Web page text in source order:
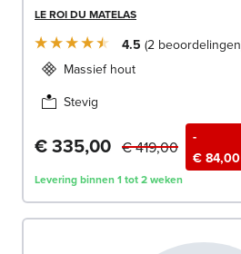
LE ROI DU MATELAS
4.5 2 beoordelingen
Massief hout
Stevig
€ 335,00
-
€ 84,00
€ 419,00
Levering binnen 1 tot 2 weken